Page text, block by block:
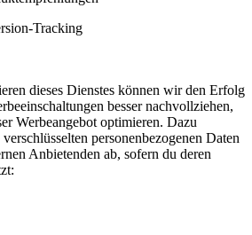
Tracking
dieses Dienstes können wir den Erfolg
besser nachvollziehen,
Werbeangebot optimieren. Dazu
personenbezogenen Daten
Anbietenden ab, sofern du deren